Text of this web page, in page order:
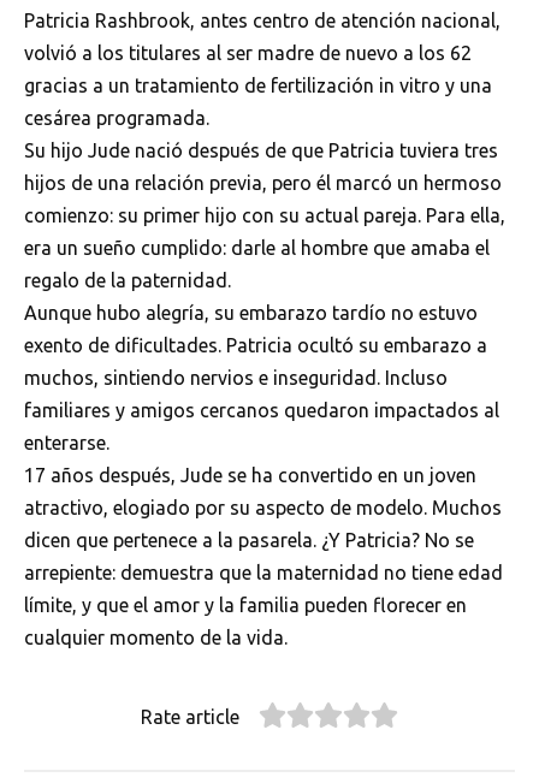
Patricia Rashbrook, antes centro de atención nacional,
volvió a los titulares al ser madre de nuevo a los 62
gracias a un tratamiento de fertilización in vitro y una
cesárea programada.
Su hijo Jude nació después de que Patricia tuviera tres
hijos de una relación previa, pero él marcó un hermoso
comienzo: su primer hijo con su actual pareja. Para ella,
era un sueño cumplido: darle al hombre que amaba el
regalo de la paternidad.
Aunque hubo alegría, su embarazo tardío no estuvo
exento de dificultades. Patricia ocultó su embarazo a
muchos, sintiendo nervios e inseguridad. Incluso
familiares y amigos cercanos quedaron impactados al
enterarse.
17 años después, Jude se ha convertido en un joven
atractivo, elogiado por su aspecto de modelo. Muchos
dicen que pertenece a la pasarela. ¿Y Patricia? No se
arrepiente: demuestra que la maternidad no tiene edad
límite, y que el amor y la familia pueden florecer en
cualquier momento de la vida.
Rate article